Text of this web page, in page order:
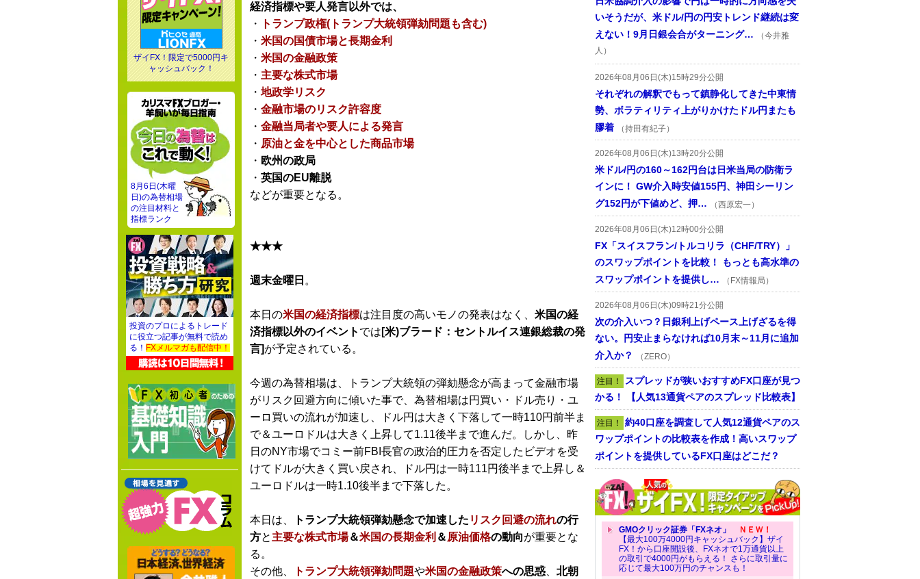
経済指標や要人発言以外では、
・
トランプ政権(トランプ大統領弾劾問題も含む)
・ 米国の国債市場と長期金利
・ 米国の金融政策
・ 主要な株式市場
・ 地政学リスク
・ 金融市場のリスク許容度
・ 金融当局者や要人による発言
・ 原油と金を中心とした商品市場
・ 欧州の政局
・ 英国のEU離脱
などが重要となる。
★★★
週末金曜日 。
本日の米国の経済指標は注目度の高いモノの発表はなく、 米国の経
済指標以外のイベント では [米)ブラード：セントルイス連銀総裁の発
言]が予定されている。
今週の為替相場は、トランプ大統領の弾劾懸念が高まって金融市場
がリスク回避方向に傾いた事で、為替相場は円買い・ドル売り・ユ
ーロ買いの流れが加速し、ドル円は大きく下落して一時110円前半ま
で＆ユーロドルは大きく上昇して1.11後半まで進んだ。しかし、昨
日のNY市場でコミー前FBI長官の政治的圧力を否定したビデオを受
けてドルが大きく買い戻され、ドル円は一時111円後半まで上昇し＆
ユーロドルは一時1.10後半まで下落した。
本日は、 トランプ大統領弾劾懸念で加速した リスク回避の流れの行
方と 主要な株式市場＆米国の長期金利 ＆ 原油価格の動向が重要とな
る。
その他、
トランプ大統領弾劾問題や米国の金融政策への思惑
北朝
いそうだが、米ドル/円の円安トレンド継続は変
えない！9月日銀会合がターニング…
（今井雅
人）
2026年08月06日(木)15時29分公開
それぞれの解釈でもって鎮静化してきた中東情
勢、ボラティリティ上がりかけたドル円またも
膠着
（持田有紀子）
2026年08月06日(木)13時20分公開
米ドル/円の160～162円台は日米当局の防衛ラ
インに！ GW介入時安値155円、神田シーリン
グ152円が下値めど、押…
（西原宏一）
2026年08月06日(木)12時00分公開
FX「スイスフラン/トルコリラ（CHF/TRY）」
のスワップポイントを比較！ もっとも高水準の
スワップポイントを提供し…
（FX情報局）
2026年08月06日(木)09時21分公開
次の介入いつ？日銀利上げペース上げざるを得
ない。円安止まらなければ10月末～11月に追加
介入か？
（ZERO）
注目！ スプレッドが狭いおすすめFX口座が見つ
かる！ 【人気13通貨ペアのスプレッド比較表】
注目！ 約40口座を調査して人気12通貨ペアのス
ワップポイントの比較表を作成！高いスワップ
ポイントを提供しているFX口座はどこだ？
GMOクリック証券「FXネオ」
ＮＥＷ！
【最大100万4000円キャッシュバック】ザイ
FX！から口座開設後、FXネオで1万通貨以上
の取引で4000円がもらえる！ さらに取引量に
応じて最大100万円のチャンスも！
ザイFX！限定で5000円キ
ャッシュバック！
8月6日(木曜
日)の為替相場
の注目材料と
指標ランク
投資のプロによるトレード
に役立つ記事が無料で読め
る！ FXメルマガも配信中！